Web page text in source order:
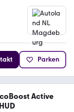
Parken
Active